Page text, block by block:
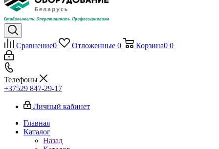
Сравнение0 Отложенные 0 Корзина0 0
Телефоны
+37529 847-29-17‬
Личный кабинет
Главная
Каталог
Назад